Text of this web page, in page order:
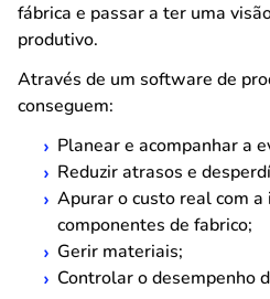
fábrica e passar a ter uma
produtivo.
Através de um software de
conseguem:
Planear e acompanhar a
Reduzir atrasos e
Apurar o custo real com
componentes de fabrico;
Gerir materiais;
Controlar o desempenho